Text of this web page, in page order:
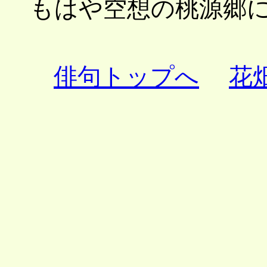
もはや空想の桃源郷
俳句トップへ 花